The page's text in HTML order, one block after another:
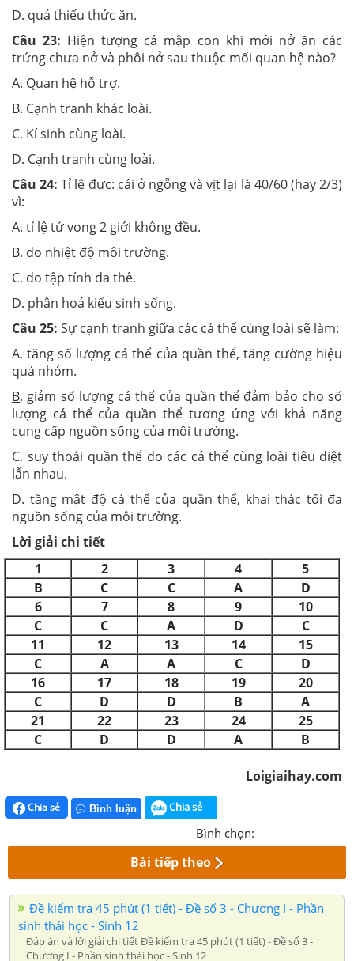
D. quá thiếu thức ăn.
Câu 23: Hiện tượng cá mập con khi mới nở ăn các
trứng chưa nở và phôi nở sau thuộc mối quan hệ nào?
A. Quan hệ hỗ trợ.
B. Cạnh tranh khác loài.
C. Kí sinh cùng loài.
D. Cạnh tranh cùng loài.
Câu 24: Tỉ lệ đực: cái ở ngỗng và vịt lại là 40/60 (hay 2/3)
vì:
A. tỉ lệ tử vong 2 giới không đều.
B. do nhiệt độ môi trường.
C. do tập tính đa thê.
D. phân hoá kiểu sinh sống.
Câu 25: Sự cạnh tranh giữa các cá thể cùng loài sẽ làm:
A. tăng số lượng cá thể của quần thể, tăng cường hiệu
quả nhóm.
B. giảm số lượng cá thể của quần thể đảm bảo cho số
lượng cá thể của quần thể tương ứng với khả năng
cung cấp nguồn sống của môi trường.
C. suy thoái quần thể do các cá thể cùng loài tiêu diệt
lẫn nhau.
D. tăng mật độ cá thể của quần thể, khai thác tối đa
nguồn sống của môi trường.
Lời giải chi tiết
1
2 3 4
5
B
C C A
D
6
7 8 9
10
C
C A D
C
11
12 13 14
15
C
A A C
D
16
17 18 19
20
C
D D B
A
21
22 23 24
25
C
D D A B
Loigiaihay.com
Chia sẻ Bình luận Chia sẻ
Bình chọn:
Bài tiếp theo
Đề kiểm tra 45 phút (1 tiết) - Đề số 3 - Chương I - Phần
sinh thái học - Sinh 12
Đáp án và lời giải chi tiết Đề kiểm tra 45 phút (1 tiết) - Đề số 3 -
Chương I - Phần sinh thái học - Sinh 12